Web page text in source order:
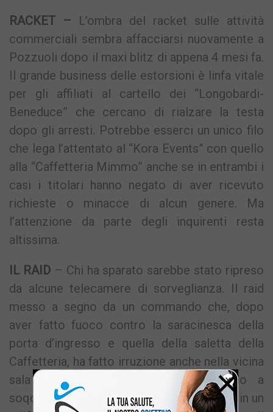
RACKET – L’ombra del racket sulle attività
commerciali sembra affacciarsi nuovamente a
Pozzuoli dopo il maxi blitz di appena 4 mesi fa.
Il grande business delle estorsioni è linfa vitale
per gli affiliati al cartello dei “Longobardi-
Beneduce” che cercano di rialzare la testa
dopo gli arresti. Potrebbe esserci un unico filo
che lega l’attentato al “Kora Events” con quello
alla “Caffetteria Mimmo” anche se in entrambi i
casi i titolari hanno negato di aver ricevuto
richieste o minacce di alcun genere. Ma
l’attenzione da parte degli inquirenti resta
altissima.
IL RAID– Chi ha sparato sarebbe stato ripreso
da alcune telecamere di sorveglianza. Il raid
messo a segno da un commando che, dopo
aver fatto fuoco contro la saracinesca della
porta d’ingresso e quella della saletta della
Caffetteria, ha fatto irruzione anche nella vicina
sala scommesse “Gold Bet” mettendo a
soqquadro i locali. Le due attività sorgono in un
×